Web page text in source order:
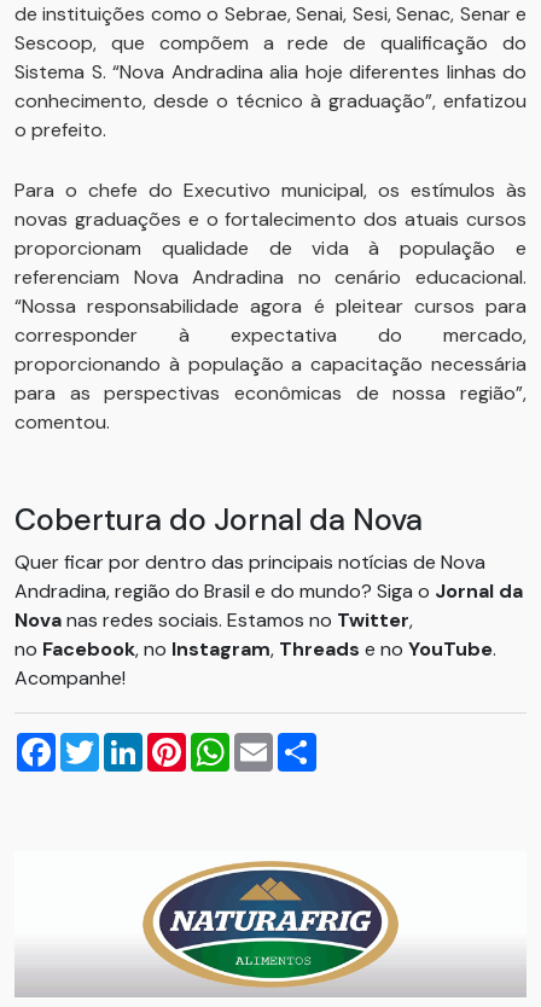
de instituições como o Sebrae, Senai, Sesi, Senac, Senar e
Sescoop, que compõem a rede de qualificação do
Sistema S. “Nova Andradina alia hoje diferentes linhas do
conhecimento, desde o técnico à graduação”, enfatizou
o prefeito.
Para o chefe do Executivo municipal, os estímulos às
novas graduações e o fortalecimento dos atuais cursos
proporcionam qualidade de vida à população e
referenciam Nova Andradina no cenário educacional.
“Nossa responsabilidade agora é pleitear cursos para
corresponder à expectativa do mercado,
proporcionando à população a capacitação necessária
para as perspectivas econômicas de nossa região”,
comentou.
Cobertura do Jornal da Nova
Quer ficar por dentro das principais notícias de Nova
Andradina, região do Brasil e do mundo? Siga o Jornal da
Novanas redes sociais. Estamos no Twitter,
no Facebook, no Instagram, Threads e no YouTube.
Acompanhe!
Facebook
TwitterLinkedInPinterestWhatsApp
Email